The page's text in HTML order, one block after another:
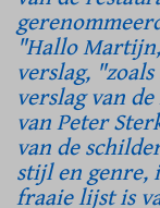
"Hallo
verslag,
verslag van
van Peter
van de
stijl en genre,
fraaie lijst is